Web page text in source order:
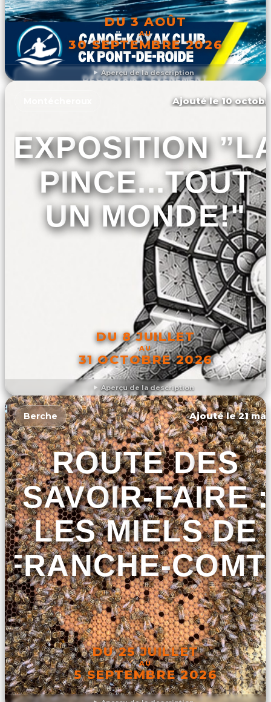
Aperçu de la description
DU 3 AOÛT
AU
30 SEPTEMBRE 2026
DÉCOUVRIR L'ÉVÉNEMENT
Aperçu de la description
Ajouté le 10
EXPOSITION
PINCE...TOUT
UN MONDE!"
DU 8 JUILLET
AU
31 OCTOBRE 2026
DÉCOUVRIR L'ÉVÉNEMENT
Berche Ajouté le 21
ROUTE DES
SAVOIR-FAIRE :
LES MIELS DE
FRANCHE-
DU 25 JUILLET
AU
5 SEPTEMBRE 2026